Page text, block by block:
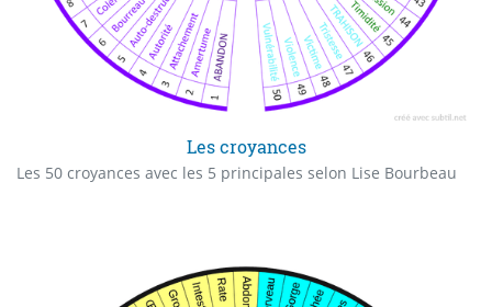
Les croyances
Les 50 croyances avec les 5 principales selon Lise Bourbeau